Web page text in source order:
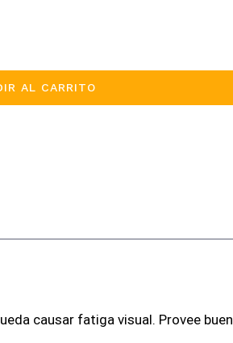
AL CARRITO
causar fatiga visual. Provee buen